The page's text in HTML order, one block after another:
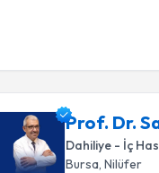
Prof. Dr.
Dahiliye - İç
Bursa, Nilüfer